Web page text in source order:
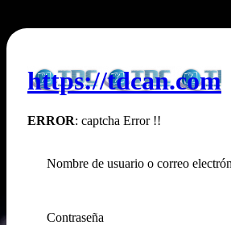
https://tdcan.com
ERROR: captcha Error !!
Nombre de usuario o correo
Contraseña